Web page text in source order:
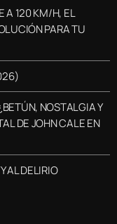
A 120 KM/H, EL
PARA TU
NOSTALGIA Y
DE JOHN CALE EN
AL DELIRIO